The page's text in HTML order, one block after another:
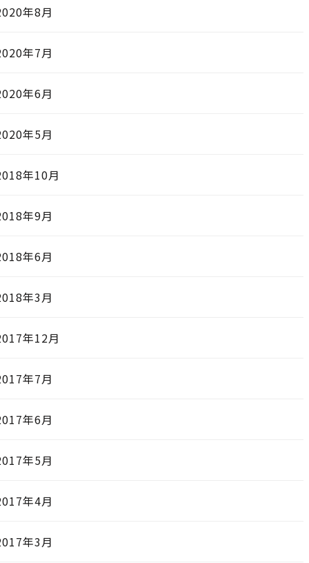
年8月
年7月
年6月
年5月
年10月
年9月
年6月
年3月
年12月
年7月
年6月
年5月
年4月
年3月